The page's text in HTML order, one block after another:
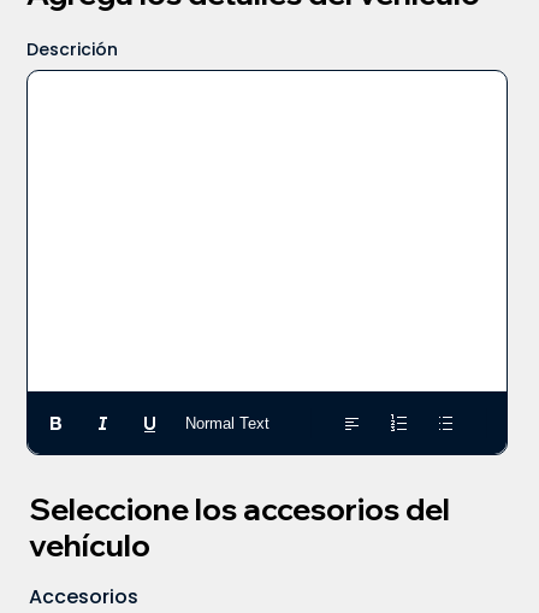
Descrición
Normal Text
Seleccione los accesorios del
vehículo
Accesorios